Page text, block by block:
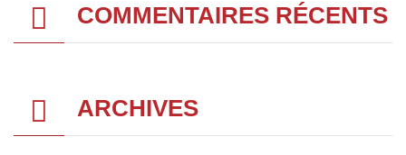
COMMENTAIRES RÉCENTS
ARCHIVES